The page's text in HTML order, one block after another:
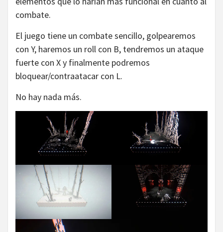
combate.
El juego tiene un combate sencillo, golpearemos
con Y, haremos un roll con B, tendremos un ataque
fuerte con X y finalmente podremos
bloquear/contraatacar con L.
No hay nada más.